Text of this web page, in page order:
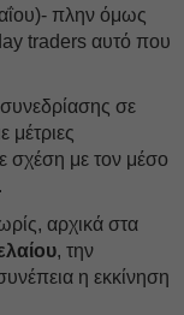
πλην όμως
traders αυτό που
σε
μέτριες
σχέση με τον μέσο
αρχικά στα
, την
η εκκίνηση